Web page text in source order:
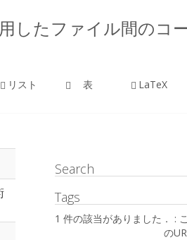
したファイル間のコ
リスト 表 LaTeX
Search
Tags
1 件の該当がありました． :
の